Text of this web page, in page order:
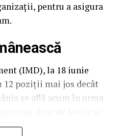
pentru a asigura
(IMD), la 18 iunie
12 poziții mai jos decât
se află acum în urma